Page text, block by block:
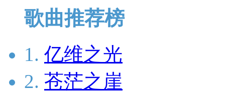
歌曲推荐榜
1. 亿维之光
2. 苍茫之崖